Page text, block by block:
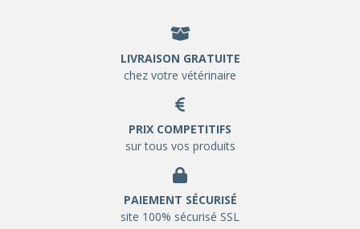
LIVRAISON GRATUITE
chez votre vétérinaire
PRIX COMPETITIFS
sur tous vos produits
PAIEMENT SÉCURISÉ
site 100% sécurisé SSL